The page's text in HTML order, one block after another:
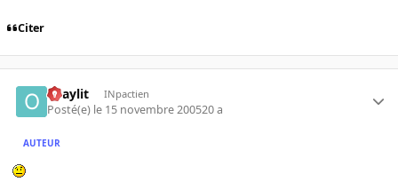
Citer
Oraylit INpactien
Posté(e) le 15 novembre 200520 a
AUTEUR